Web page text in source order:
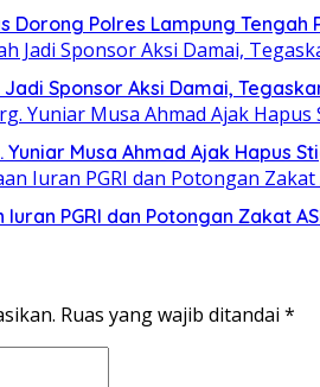
Dorong Polres Lampung
Sponsor Aksi Damai,
Musa Ahmad Ajak Hapus
Iuran PGRI dan Potongan Zakat
Ruas yang wajib ditandai *